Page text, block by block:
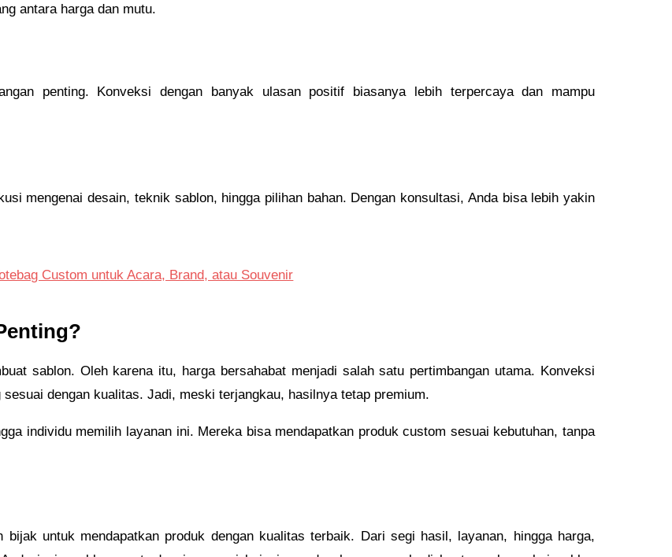
antara harga dan mutu.
penting. Konveksi dengan banyak ulasan positif biasanya lebih terpercaya dan mampu
mengenai desain, teknik sablon, hingga pilihan bahan. Dengan konsultasi, Anda bisa lebih yakin
Custom untuk Acara, Brand, atau Souvenir
sablon. Oleh karena itu, harga bersahabat menjadi salah satu pertimbangan utama. Konveksi
dengan kualitas. Jadi, meski terjangkau, hasilnya tetap premium.
individu memilih layanan ini. Mereka bisa mendapatkan produk custom sesuai kebutuhan, tanpa
untuk mendapatkan produk dengan kualitas terbaik. Dari segi hasil, layanan, hingga harga,